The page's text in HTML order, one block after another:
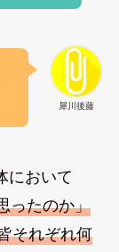
犀川後藤
において
ったのか」
それぞれ何